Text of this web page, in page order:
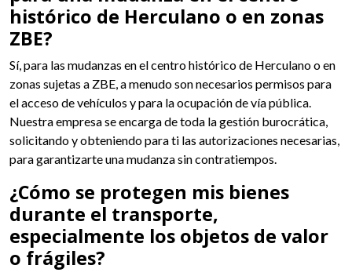
histórico de Herculano o en zonas
ZBE?
Sí, para las mudanzas en el centro histórico de Herculano o en
zonas sujetas a ZBE, a menudo son necesarios permisos para
el acceso de vehículos y para la ocupación de vía pública.
Nuestra empresa se encarga de toda la gestión burocrática,
solicitando y obteniendo para ti las autorizaciones necesarias,
para garantizarte una mudanza sin contratiempos.
¿Cómo se protegen mis bienes
durante el transporte,
especialmente los objetos de valor
o frágiles?